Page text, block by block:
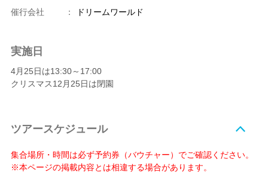
催行会社 ： ドリームワールド
実施日
4月25日は13:30～17:00
クリスマス12月25日は閉園
ツアースケジュール
集合場所・時間は必ず予約券（バウチャー）でご確認ください。
※本ページの掲載内容とは相違する場合があります。